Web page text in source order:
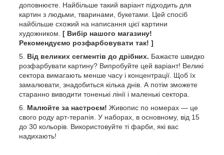
доповнюєте. Найбільше такий варіант підходить для
картин з людьми, тваринами, букетами. Цей спосіб
найбільше схожий на написання цієї картини
художником. [ Вибір нашого магазину!
Рекомендуємо розфарбовувати так! ]
Від великих сегментів до дрібних. Бажаєте швидко
розфарбувати картину? Випробуйте цей варіант! Великі
сектора вимагають менше часу і концентрації. Щоб їх
замалювати, знадобиться кілька днів. А потім зможете
старанно виводити тоненькі лінії і маленькі сектора.
Малюйте за настроєм! Живопис по номерах — це
свого роду арт-терапія. У наборах, в основному, від 15
до 30 кольорів. Використовуйте ті фарби, які вас
надихають!